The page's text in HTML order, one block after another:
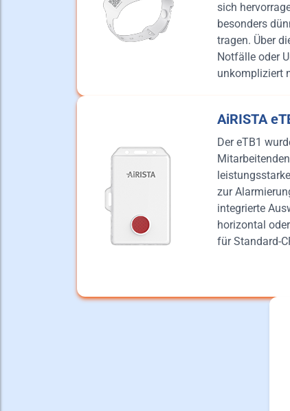
sich
besonders
tragen. Über
Notfälle oder
unkompliziert
AiRISTA
Der eTB1
zur
integrierte
horizontal
für Standard-